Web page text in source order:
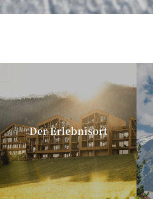
Der Erlebnisort